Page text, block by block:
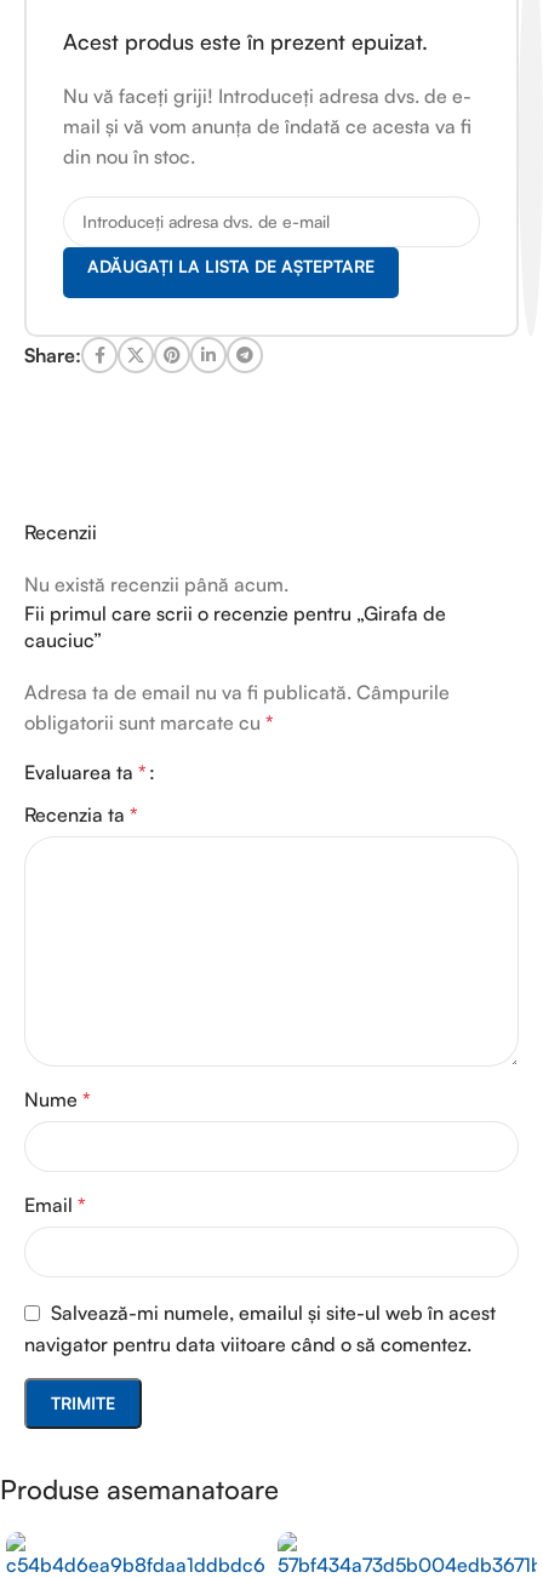
Acest produs este în prezent epuizat.
Nu vă faceți griji! Introduceți adresa dvs. de e-
mail și vă vom anunța de îndată ce acesta va fi
din nou în stoc.
ADĂUGAȚI LA LISTA DE AȘTEPTARE
Share:
Recenzii
Nu există recenzii până acum.
Fii primul care scrii o recenzie pentru „Girafa de
cauciuc”
Adresa ta de email nu va fi publicată. Câmpurile
obligatorii sunt marcate cu *
Evaluarea ta *
Recenzia ta *
Nume *
Email *
Salvează-mi numele, emailul și site-ul web în acest
navigator pentru data viitoare când o să comentez.
Produse asemanatoare